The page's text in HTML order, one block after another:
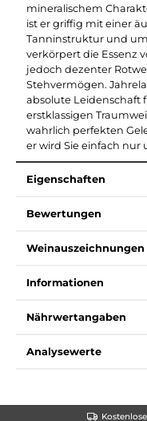
mineralischem
ist er griffig mit einer
Tanninstruktur und
verkörpert die Essenz
jedoch dezenter
Stehvermögen.
absolute Leidenschaft
erstklassigen
wahrlich perfekten
er wird Sie einfach nur
Eigenschaften
Bewertungen
Weinauszeichnungen
Informationen
Nährwertangaben
Analysewerte